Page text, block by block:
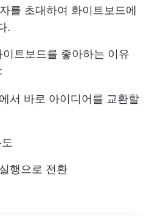
를 초대하여 화이트보드에
.
트보드를 좋아하는 이유
서 바로 아이디어를 교환할
행으로 전환